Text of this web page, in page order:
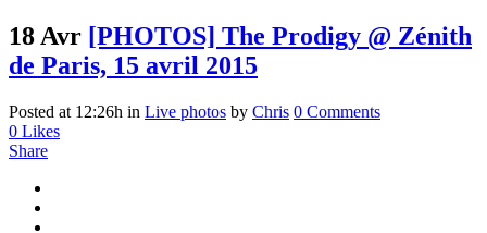
18 Avr [PHOTOS] The Prodigy @ Zénith
de Paris, 15 avril 2015
Posted at 12:26h in Live photos by Chris 0 Comments
0 Likes
Share